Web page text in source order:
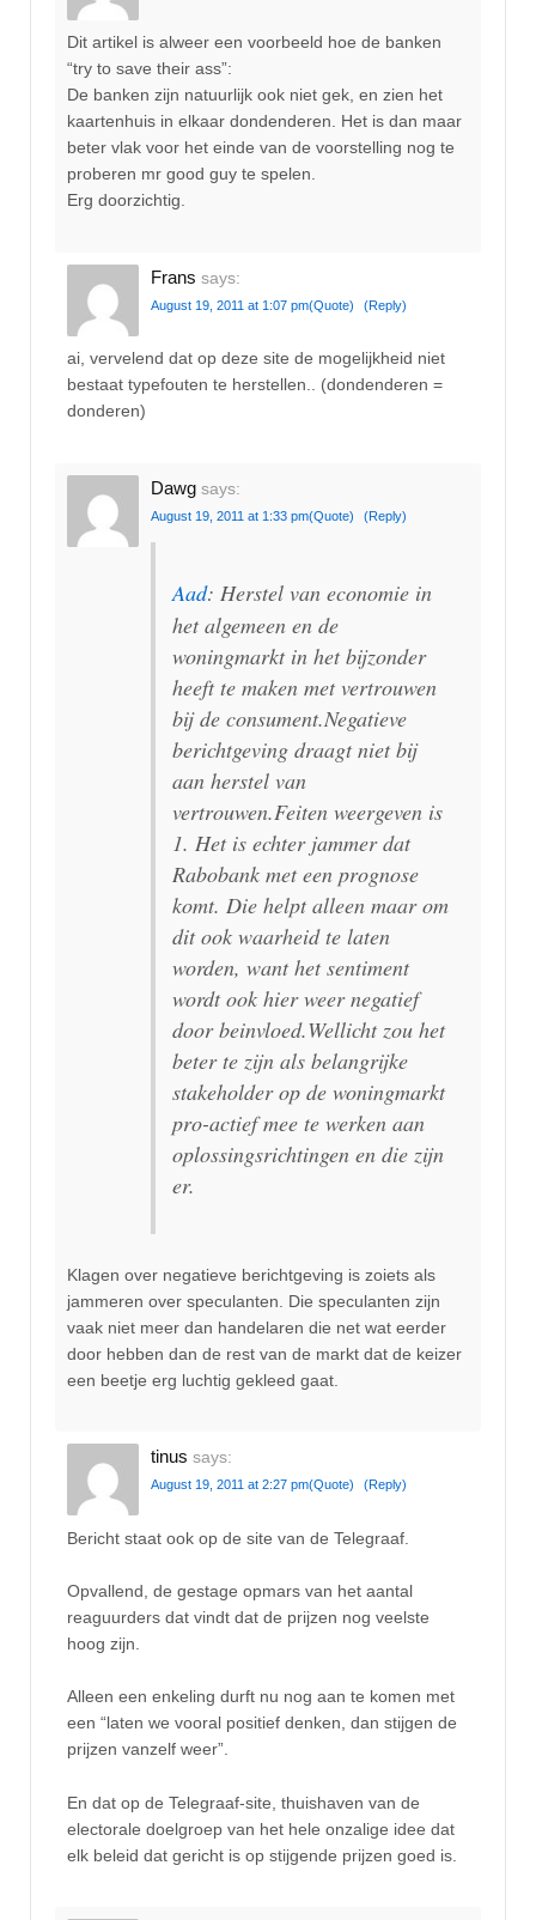
Dit artikel is alweer een voorbeeld hoe de banken
“try to save their ass”:
De banken zijn natuurlijk ook niet gek, en zien het
kaartenhuis in elkaar dondenderen. Het is dan maar
beter vlak voor het einde van de voorstelling nog te
proberen mr good guy te spelen.
Erg doorzichtig.
Frans says:
August 19, 2011 at 1:07 pm(Quote) (Reply)
ai, vervelend dat op deze site de mogelijkheid niet
bestaat typefouten te herstellen.. (dondenderen =
donderen)
Dawg says:
August 19, 2011 at 1:33 pm(Quote) (Reply)
Aad: Herstel van economie in
het algemeen en de
woningmarkt in het bijzonder
heeft te maken met vertrouwen
bij de consument.Negatieve
berichtgeving draagt niet bij
aan herstel van
vertrouwen.Feiten weergeven is
1. Het is echter jammer dat
Rabobank met een prognose
komt. Die helpt alleen maar om
dit ook waarheid te laten
worden, want het sentiment
wordt ook hier weer negatief
door beinvloed.Wellicht zou het
beter te zijn als belangrijke
stakeholder op de woningmarkt
pro-actief mee te werken aan
oplossingsrichtingen en die zijn
er.
Klagen over negatieve berichtgeving is zoiets als
jammeren over speculanten. Die speculanten zijn
vaak niet meer dan handelaren die net wat eerder
door hebben dan de rest van de markt dat de keizer
een beetje erg luchtig gekleed gaat.
tinus says:
August 19, 2011 at 2:27 pm(Quote) (Reply)
Bericht staat ook op de site van de Telegraaf.
Opvallend, de gestage opmars van het aantal
reaguurders dat vindt dat de prijzen nog veelste
hoog zijn.
Alleen een enkeling durft nu nog aan te komen met
een “laten we vooral positief denken, dan stijgen de
prijzen vanzelf weer”.
En dat op de Telegraaf-site, thuishaven van de
electorale doelgroep van het hele onzalige idee dat
elk beleid dat gericht is op stijgende prijzen goed is.